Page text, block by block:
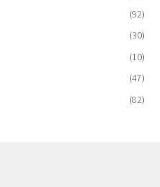
(92)
(30)
(10)
(47)
(82)